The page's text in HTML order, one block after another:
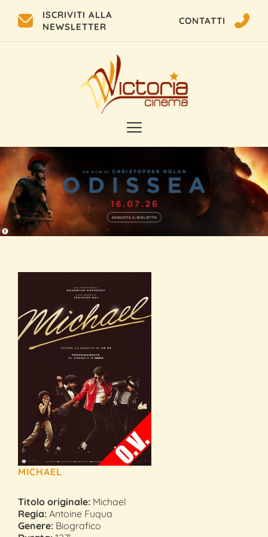
ISCRIVITI ALLA
NEWSLETTER
CONTATTI
MICHAEL
Titolo originale: Michael
Regia: Antoine Fuqua
Genere: Biografico